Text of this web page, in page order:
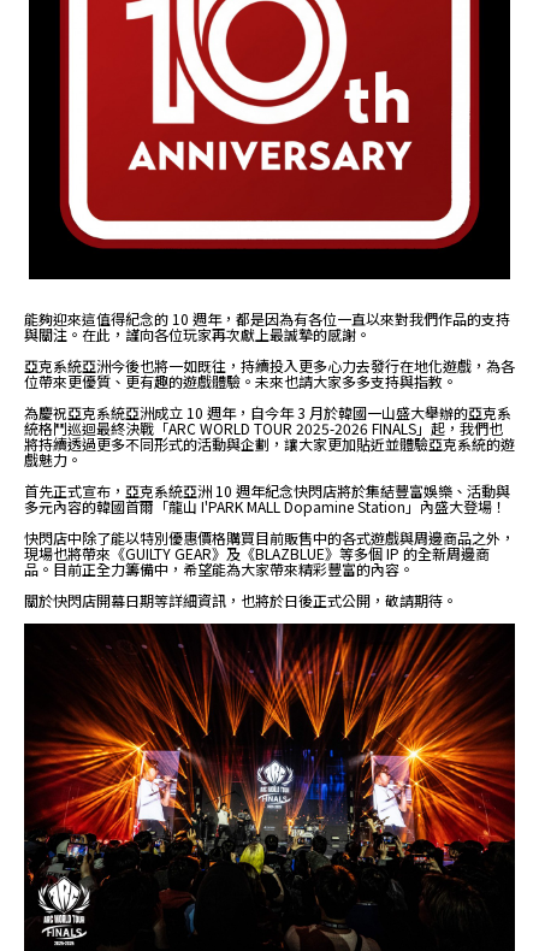
能夠迎來這值得紀念的 10 週年，都是因為有各位一直以來對我們作品的支持
與關注。在此，謹向各位玩家再次獻上最誠摯的感謝。
亞克系統亞洲今後也將一如既往，持續投入更多心力去發行在地化遊戲，為各
位帶來更優質、更有趣的遊戲體驗。未來也請大家多多支持與指教。
為慶祝亞克系統亞洲成立 10 週年，自今年 3 月於韓國一山盛大舉辦的亞克系
統格鬥巡迴最終決戰「ARC WORLD TOUR 2025-2026 FINALS」起，我們也
將持續透過更多不同形式的活動與企劃，讓大家更加貼近並體驗亞克系統的遊
戲魅力。
首先正式宣布，亞克系統亞洲 10 週年紀念快閃店將於集結豐富娛樂、活動與
多元內容的韓國首爾「龍山 I'PARK MALL Dopamine Station」內盛大登場！
快閃店中除了能以特別優惠價格購買目前販售中的各式遊戲與周邊商品之外，
現場也將帶來《GUILTY GEAR》及《BLAZBLUE》等多個 IP 的全新周邊商
品。目前正全力籌備中，希望能為大家帶來精彩豐富的內容。
關於快閃店開幕日期等詳細資訊，也將於日後正式公開，敬請期待。